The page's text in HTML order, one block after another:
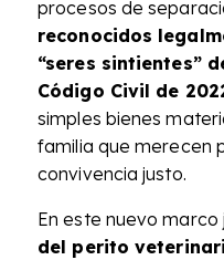
procesos de
reconocidos
“seres sintientes”
Código Civil de
simples bienes
familia que merecen
convivencia justo.
En este nuevo marco
del perito